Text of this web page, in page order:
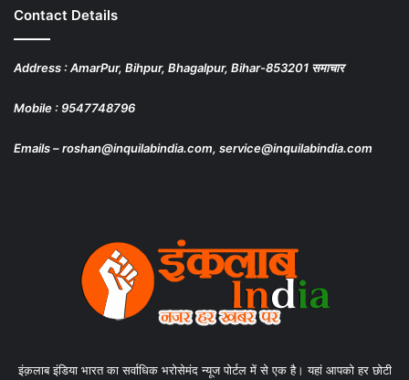
Contact Details
Address : AmarPur, Bihpur, Bhagalpur, Bihar-853201 समाचार
Mobile : 9547748796
Emails – roshan@inquilabindia.com, service@inquilabindia.com
इंक़लाब इंडिया भारत का सर्वाधिक भरोसेमंद न्यूज पोर्टल में से एक है। यहां आपको हर छोटी